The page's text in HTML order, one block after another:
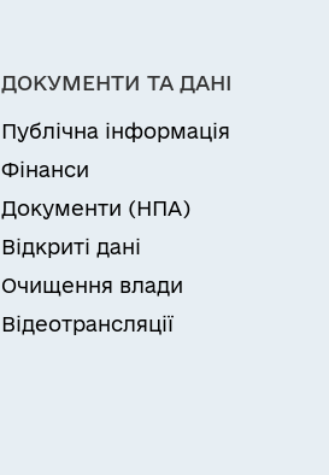
ДОКУМЕНТИ ТА ДАНІ
Публічна інформація
Фінанси
Документи (НПА)
Відкриті дані
Очищення влади
Відеотрансляції